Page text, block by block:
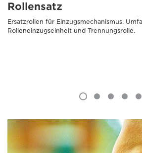
Rollensatz
Ersatzrollen für Einzugsmechanismus.
Rolleneinzugseinheit und Trennungsrolle.